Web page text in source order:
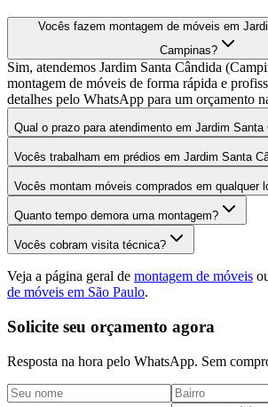
Vocês fazem montagem de móveis em
Campinas?
Sim, atendemos Jardim Santa Cândida
montagem de móveis de forma rápida e
detalhes pelo WhatsApp para um orçamento
Qual o prazo para atendimento em Jardim Santa
Vocês trabalham em prédios em Jardim Santa
Vocês montam móveis comprados em qualquer
Quanto tempo demora uma montagem?
Vocês cobram visita técnica?
Veja a página geral de montagem de móveis
de móveis em São Paulo.
Solicite seu orçamento agora
Resposta na hora pelo WhatsApp. Sem